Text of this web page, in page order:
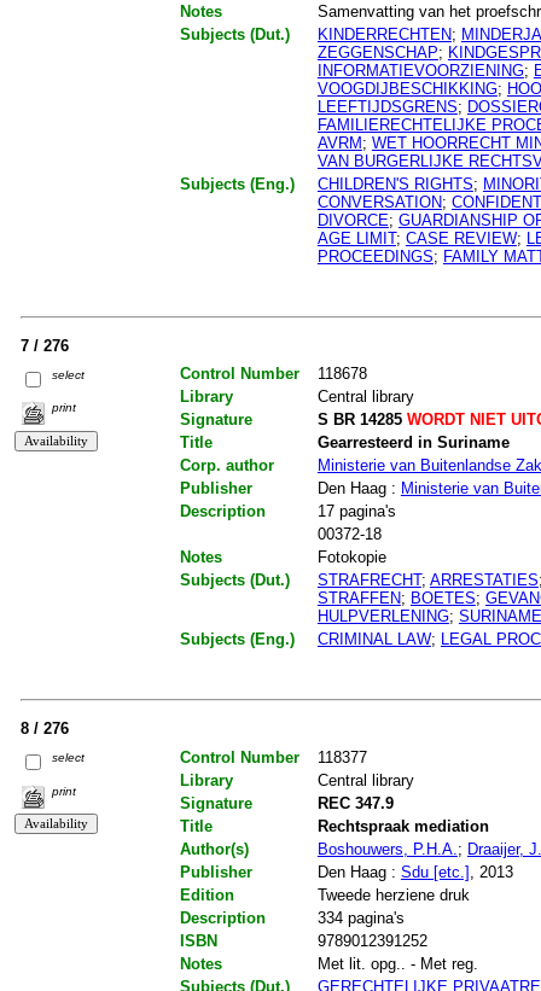
Notes
Samenvatting van het
Subjects (Dut.)
KINDERRECHTEN;
ZEGGENSCHAP;
INFORMATIEVOORZIENING;
VOOGDIJBESCHIKKING;
LEEFTIJDSGRENS;
FAMILIERECHTELIJKE
AVRM; WET HOORRECHT
VAN BURGERLIJKE
Subjects (Eng.)
CHILDREN'S RIGHTS;
CONVERSATION;
DIVORCE; GUARDIANSHIP
AGE LIMIT; CASE REVIEW;
PROCEEDINGS; FAMILY
7 / 276
select
print
Control Number
118678
Library
Central library
Signature
S BR 14285WORDT NIET
Title
Gearresteerd in Suriname
Corp. author
Ministerie van Buitenlandse
Publisher
Den Haag : Ministerie van
Description
17 pagina's
00372-18
Notes
Fotokopie
Subjects (Dut.)
STRAFRECHT; ARRESTATIES
STRAFFEN; BOETES;
HULPVERLENING; SURINAME
Subjects (Eng.)
CRIMINAL LAW; LEGAL
8 / 276
select
print
Control Number
118377
Library
Central library
Signature
REC 347.9
Title
Rechtspraak mediation
Author(s)
Boshouwers, P.H.A.; Draaijer,
Publisher
Den Haag : Sdu [etc.] , 2013
Edition
Tweede herziene druk
Description
334 pagina's
ISBN
9789012391252
Notes
Met lit. opg.. - Met reg.
Subjects (Dut.)
GERECHTELIJKE